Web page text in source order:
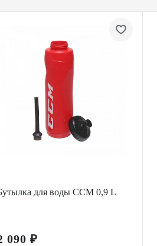
для воды CCM 0,9 L
090 ₽